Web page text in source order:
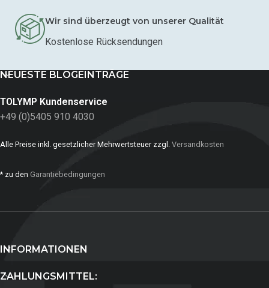
Wir sind überzeugt von unserer Qualität
Kostenlose Rücksendungen
NEUESTE BLOGEINTRÄGE
TOLYMP Kundenservice
+49 (0)5405 910 4030
Alle Preise inkl. gesetzlicher Mehrwertsteuer zzgl. Versandkosten
* zu den Garantiebedingungen
INFORMATIONEN
ZAHLUNGSMITTEL: